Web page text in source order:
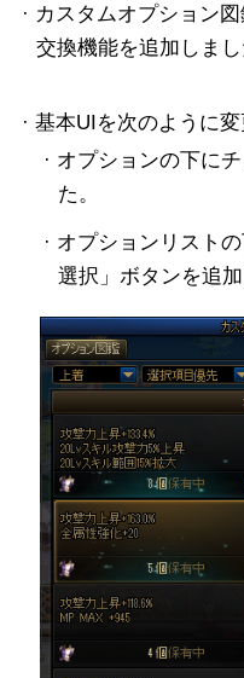
· カスタムオプション
交換機能を追加しまし
· 基本UIを次のように変
· オプションの下に
た。
· オプションリスト
選択」ボタンを追加